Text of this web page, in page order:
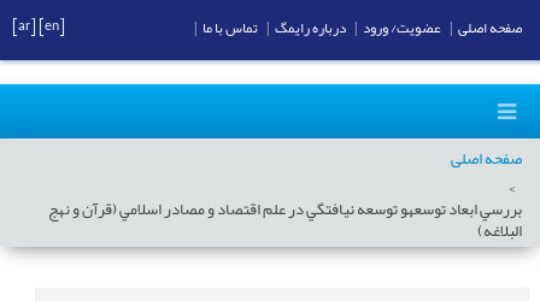
صفحه اصلی
بررسي ابعاد توسعهو توسعه نيافتگي در علم اقتصاد و مصادر اسلامي (قرآن و نهج
البلاغه)
صفحه اصلی عضویت/ ورود درباره رایمگ تماس با ما [ar]